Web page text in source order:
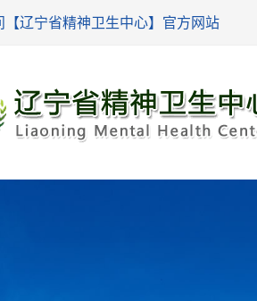
【辽宁省精神卫生中心】官方网站